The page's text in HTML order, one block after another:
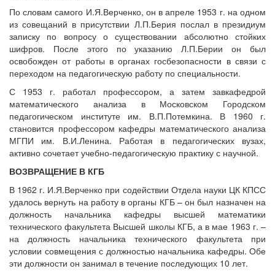
По словам самого И.Я.Верченко, он в апреле 1953 г. на одном
из совещаний в присутствии Л.П.Берия послал в президиум
записку по вопросу о существовании абсолютно стойких
шифров. После этого по указанию Л.П.Берии он был
освобожден от работы в органах госбезопасности в связи с
переходом на педагогическую работу по специальности.
С 1953 г. работал профессором, а затем завкафедрой
математического анализа в Московском Городском
педагогическом институте им. В.П.Потемкина. В 1960 г.
становится профессором кафедры математического анализа
МГПИ им. В.И.Ленина. Работая в педагогических вузах,
активно сочетает учебно-педагогическую практику с научной.
ВОЗВРАЩЕНИЕ В КГБ
В 1962 г. И.Я.Верченко при содействии Отдела науки ЦК КПСС
удалось вернуть на работу в органы КГБ – он был назначен на
должность начальника кафедры высшей математики
технического факультета Высшей школы КГБ, а в мае 1963 г. –
на должность начальника технического факультета при
условии совмещения с должностью начальника кафедры. Обе
эти должности он занимал в течение последующих 10 лет.